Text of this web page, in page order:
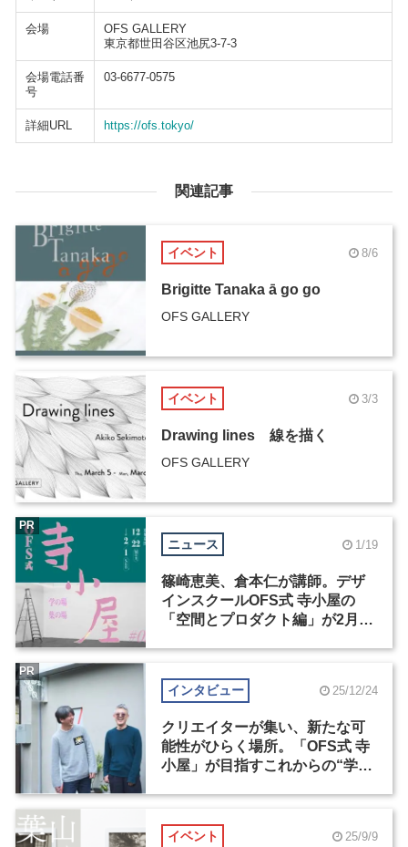
会場
OFS GALLERY
東京都世田谷区池尻3-7-3
会場電話番
号
03-6677-0575
詳細URL https://ofs.tokyo/
関連記事
イベント 8/6
Brigitte Tanaka ā go go
OFS GALLERY
イベント 3/3
Drawing lines 線を描く
OFS GALLERY
ニュース 1/19
篠崎恵美、倉本仁が講師。デザ
インスクールOFS式 寺小屋の
「空間とプロダクト編」が2月1
PR
インタビュー 25/12/24
クリエイターが集い、新たな可
能性がひらく場所。「OFS式 寺
小屋」が目指すこれからの“学
PR
イベント 25/9/9